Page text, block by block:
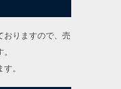
おりますので、売
。